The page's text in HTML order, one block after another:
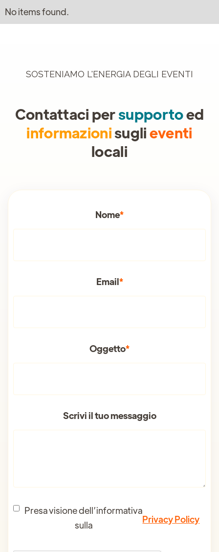
No items found.
SOSTENIAMO L'ENERGIA DEGLI EVENTI
Contattaci persupportoed
informazionisuglieventi
locali
Nome*
Email*
Oggetto*
Scrivi il tuo messaggio
Presa visione dell’informativa
sulla
Privacy Policy